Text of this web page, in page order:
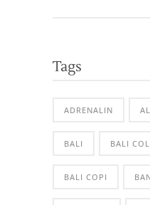
Tags
ADRENALIN
BALI BALI
BALI COPI